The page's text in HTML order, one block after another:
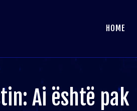
HOME
Ai është pak